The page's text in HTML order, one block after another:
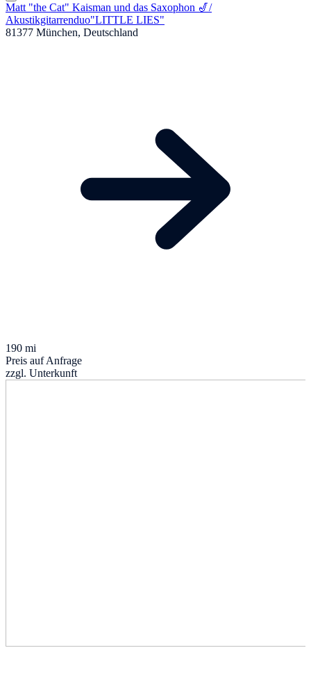
Matt "the Cat" Kaisman und das Saxophon 🎷/
Akustikgitarrenduo"LITTLE LIES"
81377 München, Deutschland
190 mi
Preis auf Anfrage
zzgl. Unterkunft